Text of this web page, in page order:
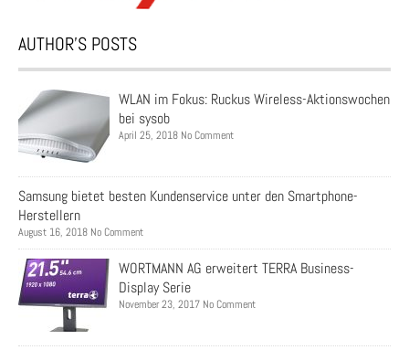
AUTHOR’S POSTS
WLAN im Fokus: Ruckus Wireless-Aktionswochen
bei sysob
April 25, 2018 No Comment
Samsung bietet besten Kundenservice unter den Smartphone-
Herstellern
August 16, 2018 No Comment
WORTMANN AG erweitert TERRA Business-
Display Serie
November 23, 2017 No Comment